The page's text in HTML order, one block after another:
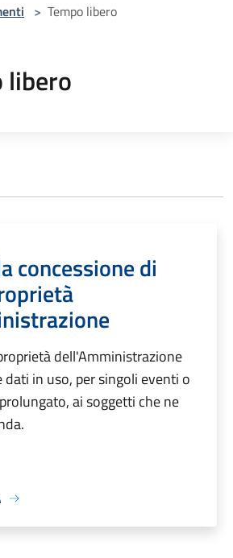
> Tempo libero
libero
concessione di
dell'Amministrazione
dati in uso, per singoli eventi o
ai soggetti che ne